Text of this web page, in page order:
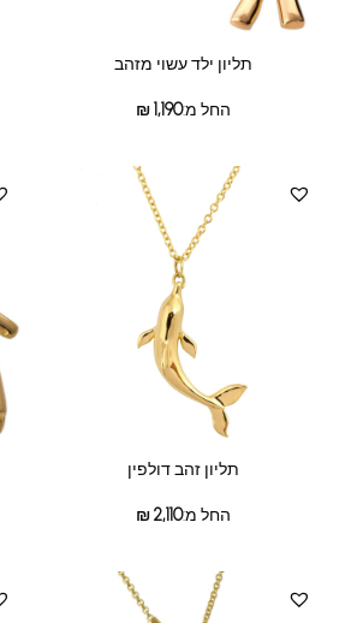
תליון ילד עשוי מזהב
החל מ: ₪1,190
תליון זהב דולפין
החל מ: ₪2,110